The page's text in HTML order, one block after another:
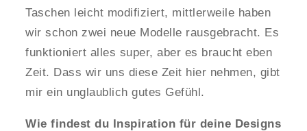
Taschen leicht modifiziert, mittlerweile haben
wir schon zwei neue Modelle rausgebracht. Es
funktioniert alles super, aber es braucht eben
Zeit. Dass wir uns diese Zeit hier nehmen, gibt
mir ein unglaublich gutes Gefühl.
Wie findest du Inspiration für deine Designs